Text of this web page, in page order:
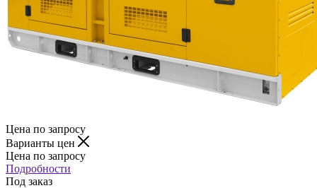
Цена по запросу
Варианты цен
Цена по запросу
Подробности
Под заказ